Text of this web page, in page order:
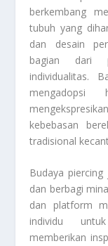
berkembang
tubuh yang
dan desain
bagian dari
individualitas.
kebebasan
tradisional
Budaya
dan berbagi
dan platform
individu
memberikan